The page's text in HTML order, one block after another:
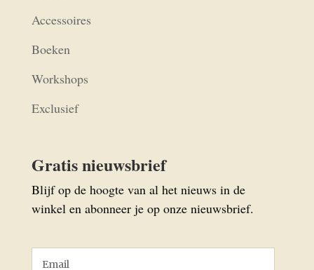
Accessoires
Boeken
Workshops
Exclusief
Gratis nieuwsbrief
Blijf op de hoogte van al het nieuws in de
winkel en abonneer je op onze nieuwsbrief.